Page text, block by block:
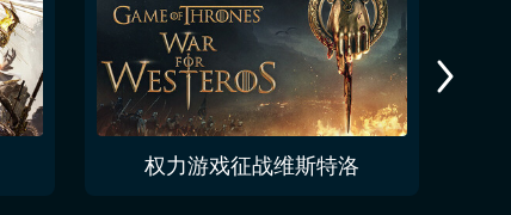
权力游戏征战维斯特洛